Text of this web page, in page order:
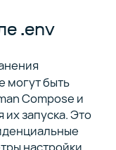
.env
могут быть
Compose и
запуска. Это
настройки